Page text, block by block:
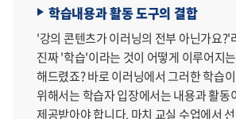
학습내용과 활동 도구의 결합
'강의 콘텐츠가 이러닝의 전부 아닌가요?'
진짜 '학습'이라는 것이 어떻게 이루어지
해드렸죠? 바로 이러닝에서 그러한 학습
위해서는 학습자 입장에서는 내용과 활동
제공받아야 합니다. 마치 교실 수업에서